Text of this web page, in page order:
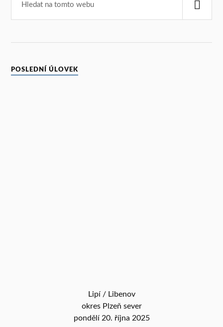
POSLEDNÍ ÚLOVEK
Lipí / Libenov
okres Plzeň sever
pondělí 20. října 2025